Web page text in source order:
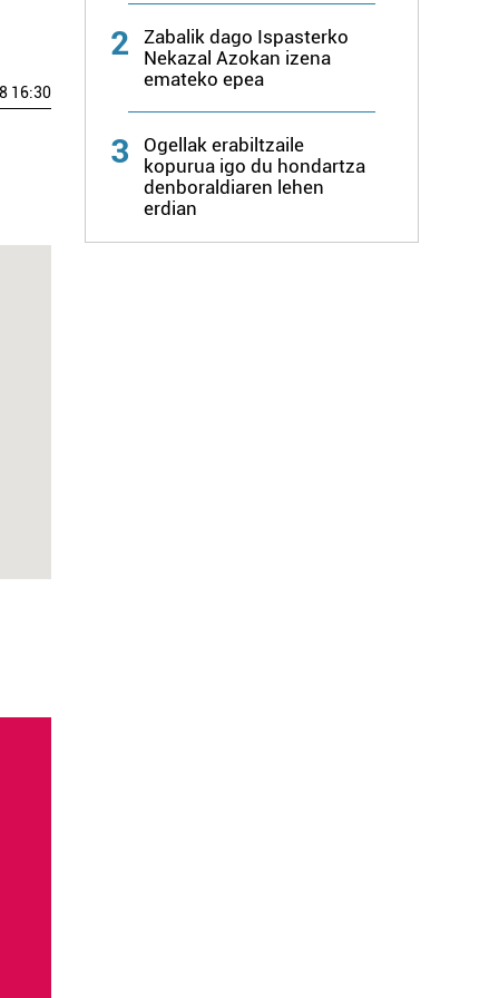
16:30
2
Zabalik dago Ispasterko
Nekazal Azokan izena
emateko epea
3
Ogellak erabiltzaile
kopurua igo du hondartza
denboraldiaren lehen
erdian